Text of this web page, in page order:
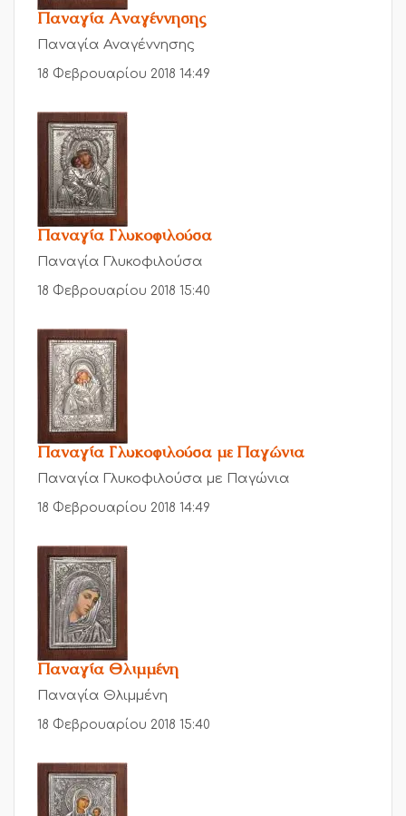
Παναγία Αναγέννησης
Παναγία Αναγέννησης
18 Φεβρουαρίου 2018 14:49
Παναγία Γλυκοφιλούσα
Παναγία Γλυκοφιλούσα
18 Φεβρουαρίου 2018 15:40
Παναγία Γλυκοφιλούσα με Παγώνια
Παναγία Γλυκοφιλούσα με Παγώνια
18 Φεβρουαρίου 2018 14:49
Παναγία Θλιμμένη
Παναγία Θλιμμένη
18 Φεβρουαρίου 2018 15:40